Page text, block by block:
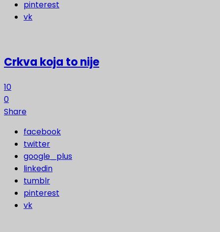
pinterest
vk
Crkva koja to nije
10
0
Share
facebook
twitter
google_plus
linkedin
tumblr
pinterest
vk